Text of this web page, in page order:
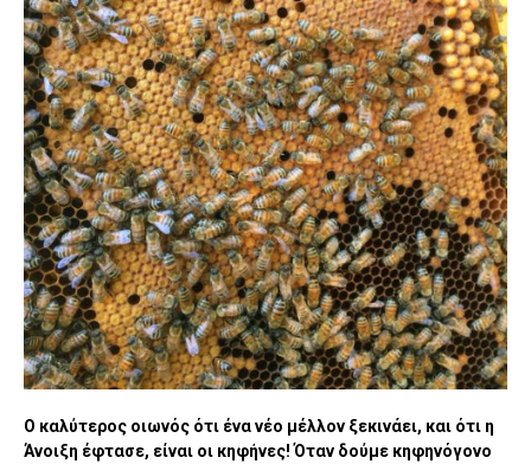
Ο καλύτερος οιωνός ότι ένα νέο μέλλον ξεκινάει, και ότι η
Άνοιξη έφτασε, είναι οι κηφήνες! Όταν δούμε κηφηνόγονο